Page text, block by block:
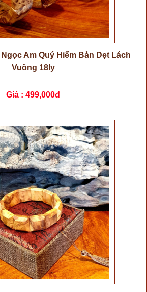
Am Quý Hiếm Bản Dẹt Lách
Vuông 18ly
Giá : 499,000đ